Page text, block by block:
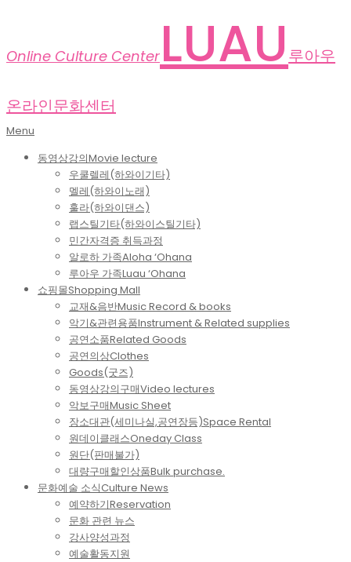
Online Culture Center LUAU 루아우
온라인문화센터
Primary
Menu
Menu
동영상강의Movie lecture
우쿨렐레(하와이기타)
멜레(하와이노래)
훌라(하와이댄스)
랩스틸기타(하와이스틸기타)
민간자격증 취득과정
알로하 가족Aloha ‘Ohana
루아우 가족Luau ‘Ohana
쇼핑몰Shopping Mall
교재&음반Music Record & books
악기&관련용품Instrument & Related supplies
공연소품Related Goods
공연의상Clothes
Goods(굿즈)
동영상강의구매Video lectures
악보구매Music Sheet
장소대관(세미나실,공연장등)Space Rental
원데이클래스Oneday Class
원단(판매불가)
대량구매할인상품Bulk purchase.
문화예술 소식Culture News
예약하기Reservation
문화 관련 뉴스
강사양성과정
예술활동지원